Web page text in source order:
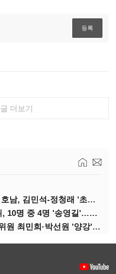
더보기
(정기여론조사)②당심·호남, 김민석-정청래 '초접전'
(정기여론조사)③2순위, 10명 중 4명 '송영길'…정청래 '한 자릿수'
(정기여론조사)④최고위원 최민희·박선원 '양강'…서미화·이성윤·임미애 뒤이어